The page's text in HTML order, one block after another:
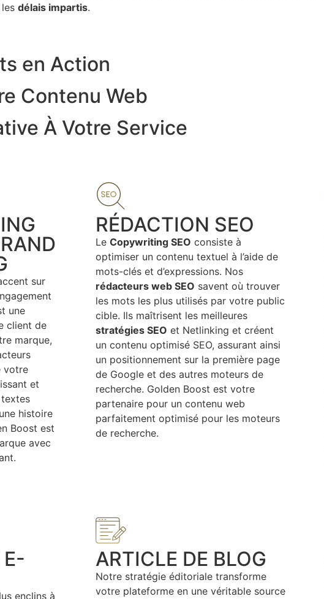
délais impartis.
en Action
Contenu Web
À Votre Service
sur
une
client de
marque,
votre
et
histoire
Boost est
avec
RÉDACTION SEO
LeCopywriting SEO consiste à
optimiser un contenu textuel à l’aide de
mots-clés et d’expressions. Nos
rédacteurs web SEO savent où trouver
les mots les plus utilisés par votre public
cible. Ils maîtrisent les meilleures
stratégies SEO et Netlinking et créent
un contenu optimisé SEO, assurant ainsi
un positionnement sur la première page
de Google et des autres moteurs de
recherche. Golden Boost est votre
partenaire pour un contenu web
parfaitement optimisé pour les moteurs
de recherche.
enclins à
ARTICLE DE BLOG
Notre stratégie éditoriale transforme
votre plateforme en une véritable source